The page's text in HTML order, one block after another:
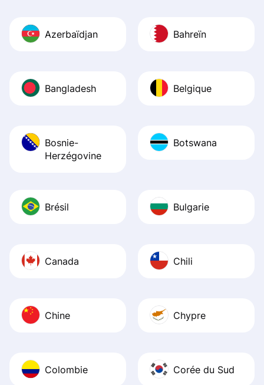
Azerbaïdjan Bahreïn
Bangladesh Belgique
Bosnie-
Herzégovine
Botswana
Brésil Bulgarie
Canada Chili
Chine Chypre
Colombie Corée du Sud